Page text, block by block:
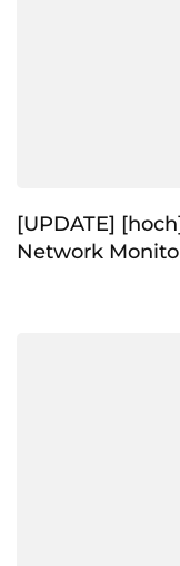
[UPDATE]
Network